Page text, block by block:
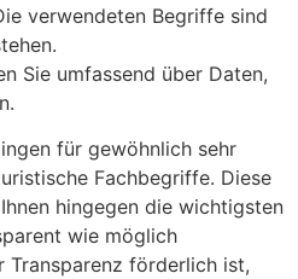
verwendeten Begriffe sind
Sie umfassend über Daten,
für gewöhnlich sehr
Fachbegriffe. Diese
hingegen die wichtigsten
wie möglich
Transparenz förderlich ist,